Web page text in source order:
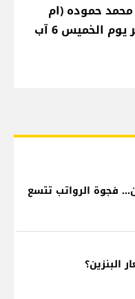
محمد حموده (ام
محمد)، الدفن عصر يوم الخميس 6 آب
فجوة الرواتب تتسع
البنزين؟